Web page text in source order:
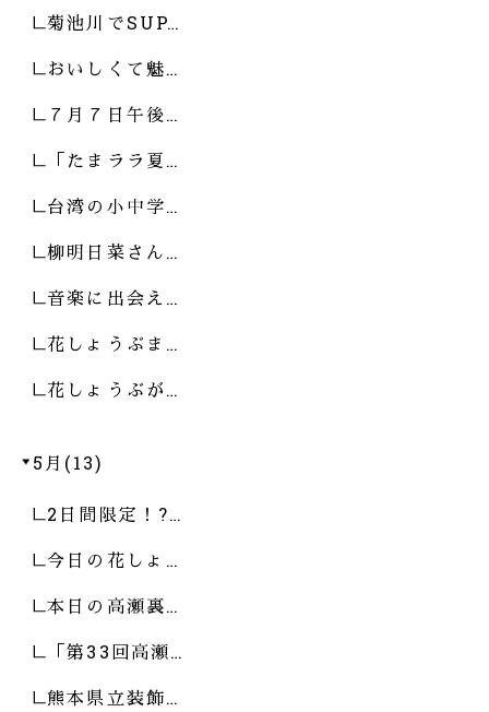
菊池川でSUP…
おいしくて魅…
７月７日午後…
「たまララ夏…
台湾の小中学…
柳明日菜さん…
音楽に出会え…
花しょうぶま…
花しょうぶが…
5月(13)
2日間限定！?…
今日の花しょ…
本日の高瀬裏…
「第33回高瀬…
熊本県立装飾…